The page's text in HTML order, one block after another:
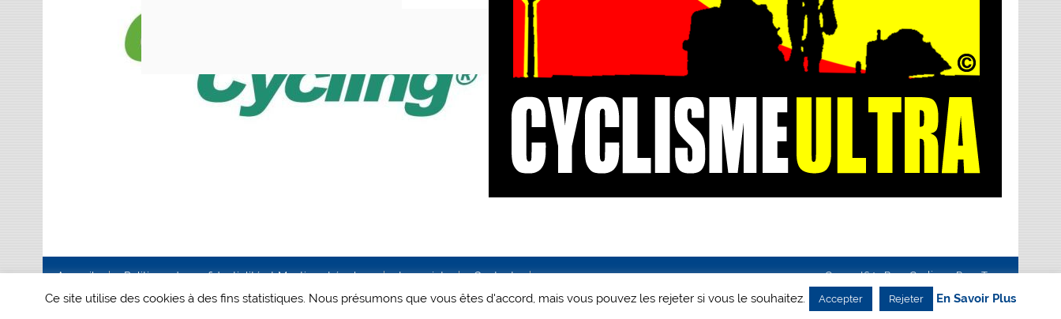
Accueil Politique de confidentialité et Mentions Légales Le projet Contact Creanet64- Pour Cyclisme Pour Tous
Ce site utilise des cookies à des fins statistiques. Nous présumons que vous êtes d'accord, mais vous pouvez les rejeter si vous le souhaitez. Accepter Rejeter En Savoir Plus